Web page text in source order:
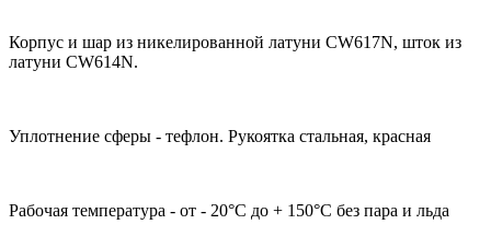
Корпус и шар из никелированной латуни CW617N, шток из
латуни CW614N.
Уплотнение сферы - тефлон. Рукоятка стальная, красная
Рабочая температура - от - 20°С до + 150°С без пара и льда